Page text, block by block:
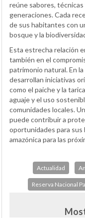
reúne sabores,
generaciones. Cada
de sus habitantes con
bosque y la
Esta estrecha relación
también en el
patrimonio natural. En la
desarrollan iniciativas
como el paiche y la
aguaje y el uso
comunidades locales.
puede contribuir a
oportunidades para sus
amazónica para las
Actualidad
Reserva Nacional